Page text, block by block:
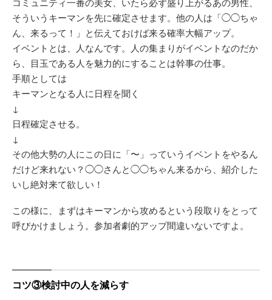
そういうキーマンを先に確定させます。他の人は「◯◯ちゃ
ん、来るって！」と伝えておけば来る確率大幅アップ。
イベントとは、人なんです。人の集まりがイベントなのだか
ら、目玉である人を魅力的にすることは幹事の仕事。
手順としては
キーマンとなる人に日程を聞く
↓
日程確定させる。
↓
その他大勢の人にこの日に「〜」っていうイベントをやるん
だけど来れない？◯◯さんと◯◯ちゃん来るから、紹介した
いし絶対来て欲しい！
この様に、まずはキーマンから攻めるという段取りをとって
呼びかけましょう。参加者劇的アップ間違いないですよ。
コツ③検討中の人を減らす